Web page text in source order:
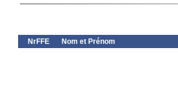
NrFFE Nom et Prénom